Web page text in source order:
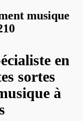
musique
en
sortes
à